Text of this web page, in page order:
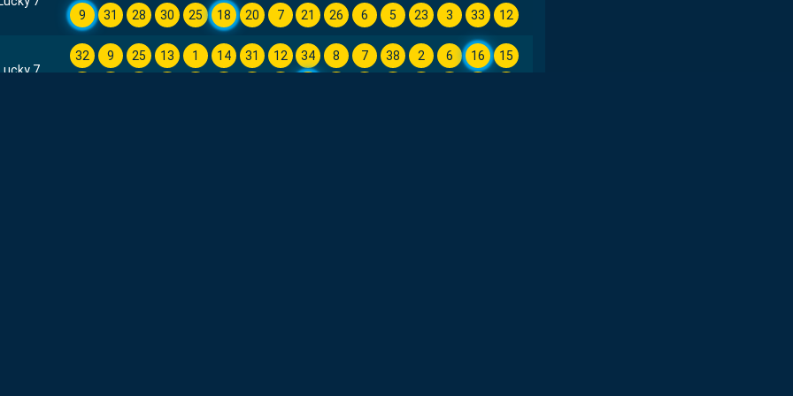
9
31 28 30 25 18 20 7 21 26 6 5 23 3 33 12
7
32 9 25 13 1 14 31 12 34 8 7 38 2 6 16
15